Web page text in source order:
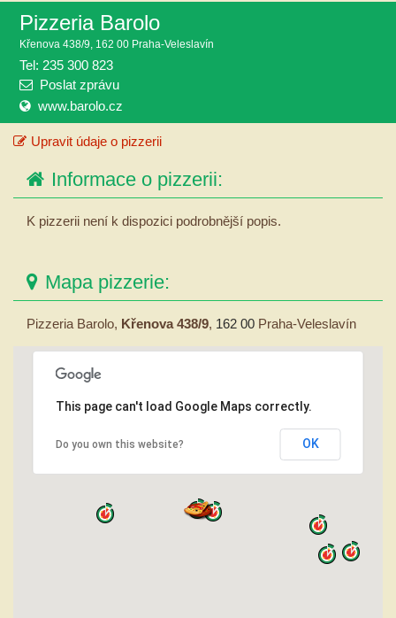
Pizzeria Barolo
Křenova 438/9, 162 00 Praha-Veleslavín
Tel: 235 300 823
Poslat zprávu
www.barolo.cz
Upravit údaje o pizzerii
Informace o pizzerii:
K pizzerii není k dispozici podrobnější popis.
Mapa pizzerie:
Pizzeria Barolo, Křenova 438/9, 162 00 Praha-Veleslavín
This page can't load Google Maps correctly.
Do you own this website? OK